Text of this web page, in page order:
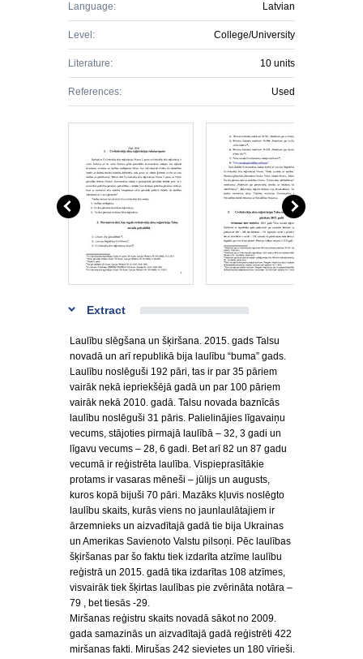
Language: Latvian
Level: College/University
Literature: 10 units
References: Used
Extract
Laulību slēgšana un šķiršana. 2015. gads Talsu
novadā un arī republikā bija laulību “buma” gads.
Laulību noslēguši 192 pāri, tas ir par 35 pāriem
vairāk nekā iepriekšējā gadā un par 100 pāriem
vairāk nekā 2010. gadā. Talsu novada baznīcās
laulību noslēguši 31 pāris. Palielinājies līgavaiņu
vecums, stājoties pirmajā laulībā – 32, 3 gadi un
līgavu vecums – 28, 6 gadi. Bet arī 82 un 87 gadu
vecumā ir reģistrēta laulība. Vispieprasītākie
protams ir vasaras mēneši – jūlijs un augusts,
kuros kopā bijuši 70 pāri. Mazāks kļuvis noslēgto
laulību skaits, kurās viens no jaunlaulātajiem ir
ārzemnieks un aizvadītajā gadā tie bija Ukrainas
un Amerikas Savienoto Valstu pilsoņi. Pēc laulības
šķiršanas par šo faktu tiek izdarīta atzīme laulību
reģistrā un 2015. gadā tika izdarītas 108 atzīmes,
visvairāk tiek šķirtas laulības pie zvērināta notāra –
79 , bet tiesās -29.
Miršanas reģistru skaits novadā sākot no 2009.
gada samazinās un aizvadītajā gadā reģistrēti 422
miršanas fakti. Mirušas 242 sievietes un 180 vīrieši.